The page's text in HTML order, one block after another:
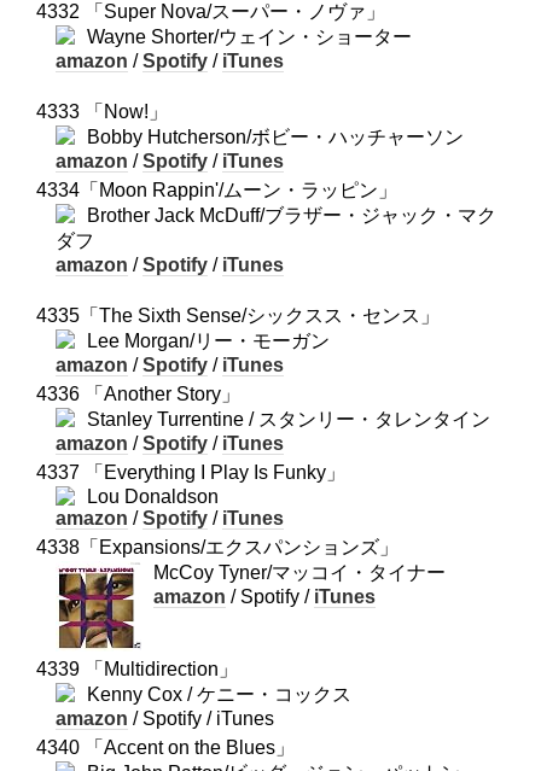
4332 「Super Nova/スーパー・ノヴァ」
Wayne Shorter/ウェイン・ショーター
amazon /Spotify / iTunes
4333 「Now!」
Bobby Hutcherson/ボビー・ハッチャーソン
amazon /Spotify / iTunes
4334「Moon Rappin'/ムーン・ラッピン」
Brother Jack McDuff/ブラザー・ジャック・マク
ダフ
amazon /Spotify / iTunes
4335「The Sixth Sense/シックスス・センス」
Lee Morgan/リー・モーガン
amazon /Spotify / iTunes
4336 「Another Story」
Stanley Turrentine / スタンリー・タレンタイン
amazon /Spotify / iTunes
4337 「Everything I Play Is Funky」
Lou Donaldson
amazon /Spotify / iTunes
4338「Expansions/エクスパンションズ」
McCoy Tyner/マッコイ・タイナー
amazon / Spotify / iTunes
4339 「Multidirection」
Kenny Cox / ケニー・コックス
amazon / Spotify / iTunes
4340 「Accent on the Blues」